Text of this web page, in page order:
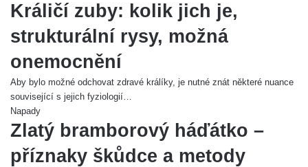
Králičí zuby: kolik jich je,
strukturální rysy, možná
onemocnění
Aby bylo možné odchovat zdravé králíky, je nutné znát některé nuance
související s jejich fyziologií…
Napady
Zlatý bramborový háďátko –
příznaky škůdce a metody